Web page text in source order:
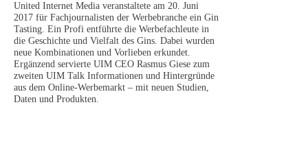
United Internet Media veranstaltete am 20. Juni
2017 für Fachjournalisten der Werbebranche ein Gin
Tasting. Ein Profi entführte die Werbefachleute in
die Geschichte und Vielfalt des Gins. Dabei wurden
neue Kombinationen und Vorlieben erkundet.
Ergänzend servierte UIM CEO Rasmus Giese zum
zweiten UIM Talk Informationen und Hintergründe
aus dem Online-Werbemarkt – mit neuen Studien,
Daten und Produkten.